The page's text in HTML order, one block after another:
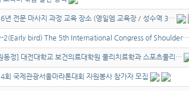
년 전문 마사지 과정 교육 장소 (영일엠 교육장 / 성수역 3…
2(Early bird) The 5th International Congress of Shoulder…
동정] 대전대학교 보건의료대학원 물리치료학과 스포츠물리…
회 국제관광서울마라톤대회 자원봉사 참가자 모집